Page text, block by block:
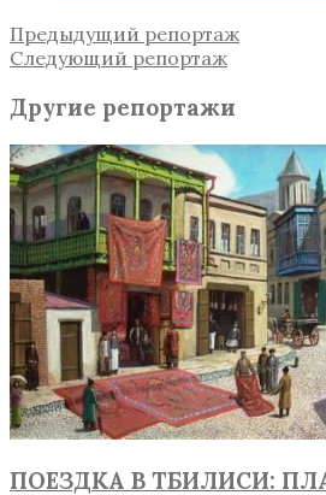
Предыдущий репортаж
Следующий репортаж
Другие репортажи
ПОЕЗДКА В ТБИЛИСИ: